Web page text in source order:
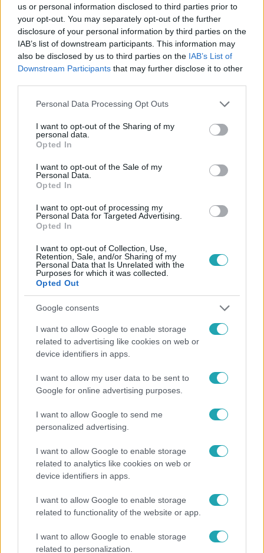
us or personal information disclosed to third parties prior to
your opt-out. You may separately opt-out of the further
disclosure of your personal information by third parties on the
IAB’s list of downstream participants. This information may
also be disclosed by us to third parties on the IAB’s List of
Downstream Participants that may further disclose it to other
Please note that this website/app uses one or more Google
not limited to your visit or usage behaviour. You may click to
grant or deny consent to Google and its third-party tags to
use your data for below specified purposes in below Google
consent section.
Personal Data Processing Opt Outs
I want to opt-out of the Sharing of my
personal data.
Opted In
I want to opt-out of the Sale of my
Personal Data.
Opted In
I want to opt-out of processing my
Personal Data for Targeted Advertising.
Opted In
I want to opt-out of Collection, Use,
Retention, Sale, and/or Sharing of my
Personal Data that Is Unrelated with the
Purposes for which it was collected.
Opted Out
Google consents
I want to allow Google to enable storage
related to advertising like cookies on web or
device identifiers in apps.
I want to allow my user data to be sent to
Google for online advertising purposes.
I want to allow Google to send me
personalized advertising.
I want to allow Google to enable storage
related to analytics like cookies on web or
device identifiers in apps.
I want to allow Google to enable storage
related to functionality of the website or app.
I want to allow Google to enable storage
related to personalization.
Követem
#BELFÖLD #BUDAPEST #BELVÁROS
V. KERÜLET #HONVÉDELMI MINISZTÉRIUM
Népszerű
2:46